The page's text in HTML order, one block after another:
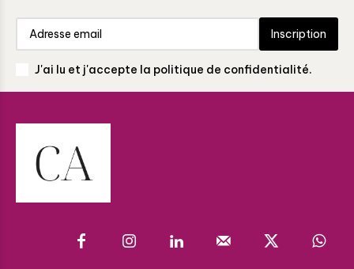
Inscription
J'ai lu et j'accepte la politique de confidentialité.